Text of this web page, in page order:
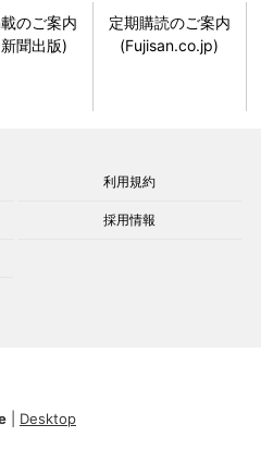
のご案内
聞出版)
定期購読のご案内
(Fujisan.co.jp)
利用規約
採用情報
Desktop